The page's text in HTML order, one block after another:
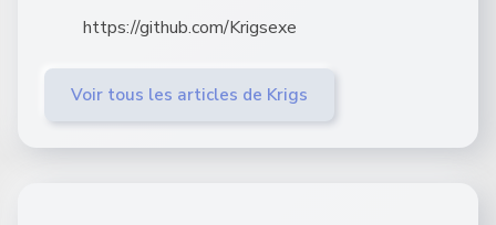
https://github.com/Krigsexe
Voir tous les articles de Krigs